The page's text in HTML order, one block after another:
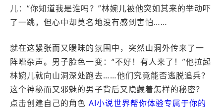
儿：“你知道我是谁吗？”林婉儿被他突如其来的举动吓
了一跳，但心中却莫名地没有感到害怕……
就在这紧张而又暧昧的氛围中，突然山洞外传来了一
阵嘈杂声。男子脸色一变：“不好！有人来了！”他拉起
林婉儿就向山洞深处跑去……他们究竟能否逃脱追兵？
这个神秘而又邪魅的男子背后又隐藏着怎样的秘密？
点击创建自己的角色 AI小说世界帮你体验专属于你的